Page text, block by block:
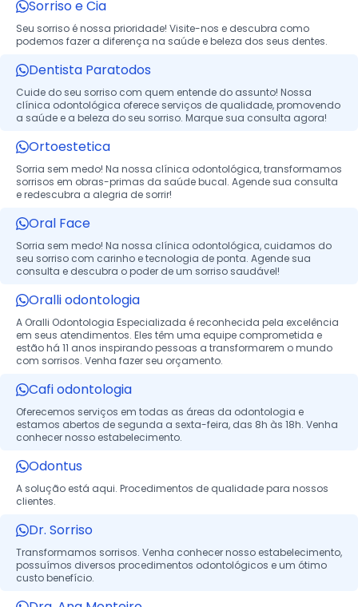
Sorriso e Cia
Seu sorriso é nossa prioridade! Visite-nos e descubra como
podemos fazer a diferença na saúde e beleza dos seus dentes.
Dentista Paratodos
Cuide do seu sorriso com quem entende do assunto! Nossa
clínica odontológica oferece serviços de qualidade, promovendo
a saúde e a beleza do seu sorriso. Marque sua consulta agora!
Ortoestetica
Sorria sem medo! Na nossa clínica odontológica, transformamos
sorrisos em obras-primas da saúde bucal. Agende sua consulta
e redescubra a alegria de sorrir!
Oral Face
Sorria sem medo! Na nossa clínica odontológica, cuidamos do
seu sorriso com carinho e tecnologia de ponta. Agende sua
consulta e descubra o poder de um sorriso saudável!
Oralli odontologia
A Oralli Odontologia Especializada é reconhecida pela excelência
em seus atendimentos. Eles têm uma equipe comprometida e
estão há 11 anos inspirando pessoas a transformarem o mundo
com sorrisos. Venha fazer seu orçamento.
Cafi odontologia
Oferecemos serviços em todas as áreas da odontologia e
estamos abertos de segunda a sexta-feira, das 8h às 18h. Venha
conhecer nosso estabelecimento.
Odontus
A solução está aqui. Procedimentos de qualidade para nossos
clientes.
Dr. Sorriso
Transformamos sorrisos. Venha conhecer nosso estabelecimento,
possuímos diversos procedimentos odontológicos e um ótimo
custo benefício.